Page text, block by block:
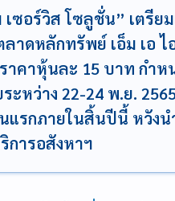
เซอร์วิส โซลูชั่น” เตรีย
าดหลักทรัพย์ เอ็ม เอ ไ
าคาหุ้นละ 15 บาท กำห
ะหว่าง 22-24 พ.ย.
แรกภายในสิ้นปีนี้ หวังน
การอสังหาฯ